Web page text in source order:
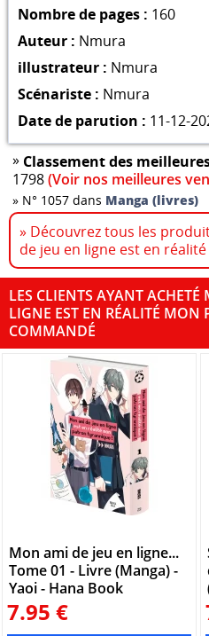
Nombre de pages : 160
Auteur : Nmura
illustrateur : Nmura
Scénariste : Nmura
Date de parution : 11-12-
» Classement des
1798(Voir nos meilleures
» N° 1057 dans Manga (livres)
» Découvrez tous les
de jeu en ligne est en
LES CLIENTS AYANT
LIGNE EST EN RÉALITÉ MON
COMMANDÉ
Mon ami de jeu en ligne...
Tome 01 - Livre (Manga) -
Yaoi - Hana Book
7.95 €